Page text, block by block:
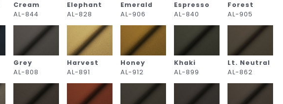
Cream
AL-844
Elephant
AL-828
Emerald
AL-906
Espresso
AL-840
Forest
AL-905
Grey
AL-808
Harvest
AL-891
Honey
AL-912
Khaki
AL-899
Lt. Neutral
AL-862